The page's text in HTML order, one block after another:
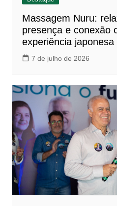
Massagem Nuru:
presença e conexão
experiência japonesa
7 de julho de 2026